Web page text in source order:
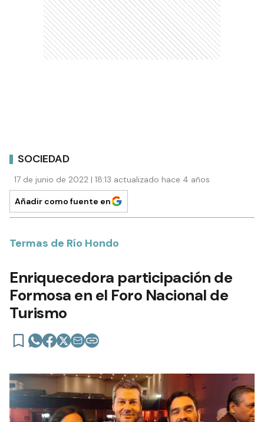
SOCIEDAD
17 de junio de 2022 | 18:13 actualizado hace 4 años
Añadir como fuente en
Termas de Río Hondo
Enriquecedora participación de
Formosa en el Foro Nacional de
Turismo